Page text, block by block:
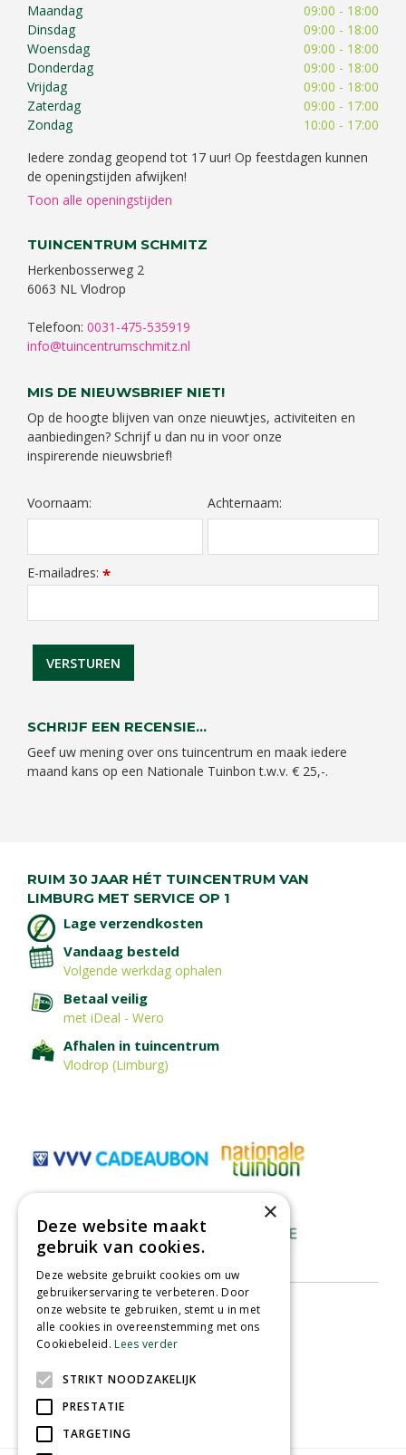
Maandag
09:00 - 18:00
Dinsdag
09:00 - 18:00
Woensdag
09:00 - 18:00
Donderdag
09:00 - 18:00
Vrijdag
09:00 - 18:00
Zaterdag
09:00 - 17:00
Zondag
10:00 - 17:00
Iedere zondag geopend tot 17 uur! Op feestdagen kunnen
de openingstijden afwijken!
Toon alle openingstijden
TUINCENTRUM SCHMITZ
Herkenbosserweg 2
6063 NL Vlodrop
Telefoon: 0031-475-535919
info@tuincentrumschmitz.nl
MIS DE NIEUWSBRIEF NIET!
Op de hoogte blijven van onze nieuwtjes, activiteiten en
aanbiedingen? Schrijf u dan nu in voor onze
inspirerende nieuwsbrief!
Voornaam: Achternaam:
E-mailadres: *
SCHRIJF EEN RECENSIE...
Geef uw mening over ons tuincentrum en maak iedere
maand kans op een Nationale Tuinbon t.w.v. € 25,-.
RUIM 30 JAAR HÉT TUINCENTRUM VAN
LIMBURG MET SERVICE OP 1
Lage verzendkosten
Vandaag besteld
Volgende werkdag ophalen
Betaal veilig
met iDeal - Wero
Afhalen in tuincentrum
Vlodrop (Limburg)
×
Deze website maakt
gebruik van cookies.
Deze website gebruikt cookies om uw
gebruikerservaring te verbeteren. Door
onze website te gebruiken, stemt u in met
alle cookies in overeenstemming met ons
Cookiebeleid.Lees verder
STRIKT NOODZAKELIJK
PRESTATIE
TARGETING